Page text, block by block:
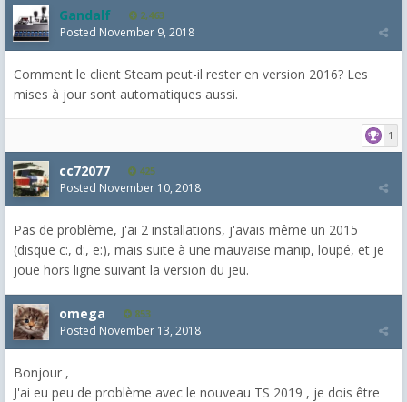
Gandalf 2,463
Posted November 9, 2018
Comment le client Steam peut-il rester en version 2016? Les
mises à jour sont automatiques aussi.
1
cc72077 425
Posted November 10, 2018
Pas de problème, j'ai 2 installations, j'avais même un 2015
(disque c:, d:, e:), mais suite à une mauvaise manip, loupé, et je
joue hors ligne suivant la version du jeu.
omega 853
Posted November 13, 2018
Bonjour ,
J'ai eu peu de problème avec le nouveau TS 2019 , je dois être